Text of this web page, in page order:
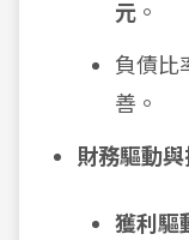
元 。
負債比
善。
財務驅動
獲利驅